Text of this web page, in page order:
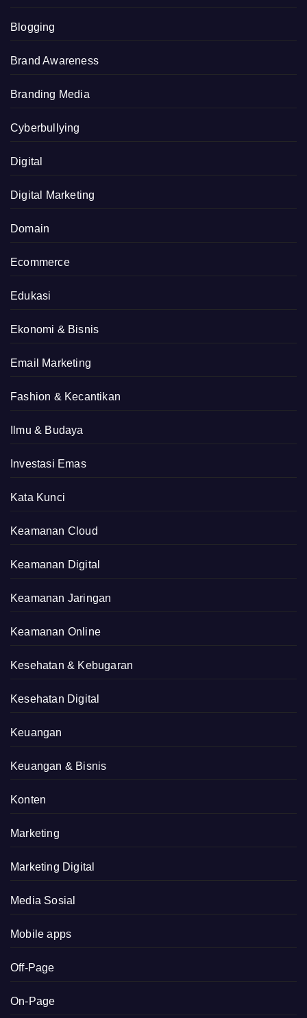
Blogging
Brand Awareness
Branding Media
Cyberbullying
Digital
Digital Marketing
Domain
Ecommerce
Edukasi
Ekonomi & Bisnis
Email Marketing
Fashion & Kecantikan
Ilmu & Budaya
Investasi Emas
Kata Kunci
Keamanan Cloud
Keamanan Digital
Keamanan Jaringan
Keamanan Online
Kesehatan & Kebugaran
Kesehatan Digital
Keuangan
Keuangan & Bisnis
Konten
Marketing
Marketing Digital
Media Sosial
Mobile apps
Off-Page
On-Page